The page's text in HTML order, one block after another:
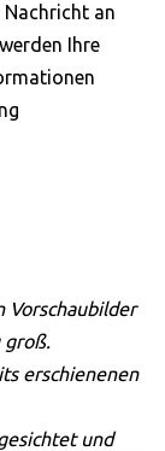
an
Ihre
Vorschaubilder
erschienenen
und